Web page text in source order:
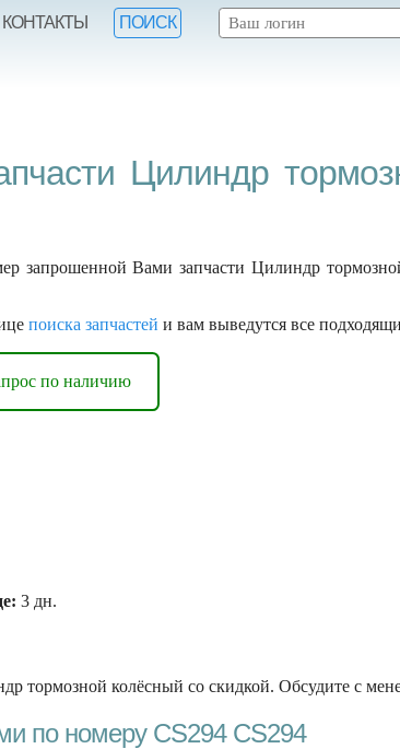
КОНТАКТЫ ПОИСК
Цилиндр
запрошенной Вами запчасти Цилиндр
поиска запчастей и вам выведутся все
по наличию
3 дн.
тормозной колёсный со скидкой. Обсудите с
по номеру CS294 CS294